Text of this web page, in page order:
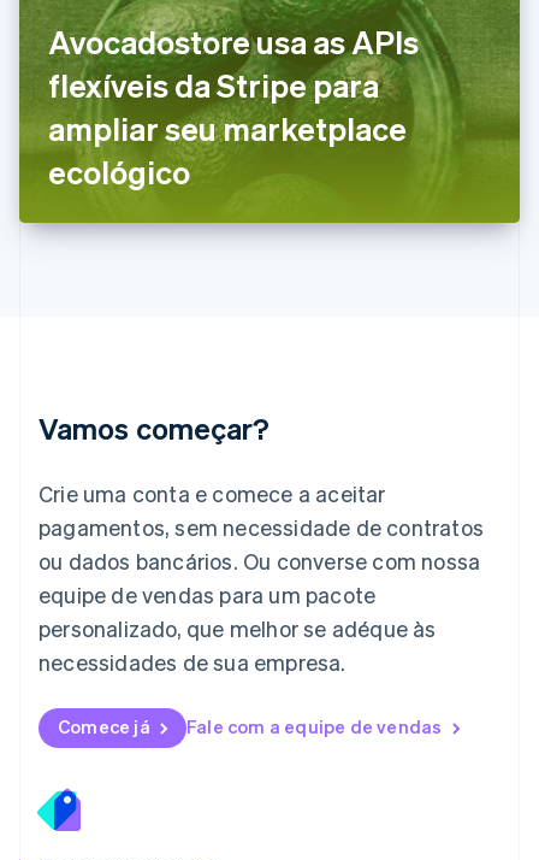
Avocadostore usa as APIs
flexíveis da Stripe para
ampliar seu marketplace
ecológico
Vamos começar?
Crie uma conta e comece a aceitar
pagamentos, sem necessidade de contratos
ou dados bancários. Ou converse com nossa
equipe de vendas para um pacote
personalizado, que melhor se adéque às
necessidades de sua empresa.
Comece já Fale com a equipe de vendas
Finlândia
English Svenska
França
FrançaisEnglish
Gibraltar
English
Grécia
English
English
日本語English
Liechtenstein
DeutschEnglish
Lituânia
English
Luxemburgo
FrançaisDeutsch English
English简体中文
English
México
Noruega
English